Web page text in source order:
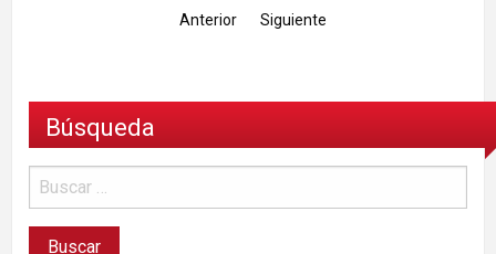
Anterior Siguiente
Búsqueda